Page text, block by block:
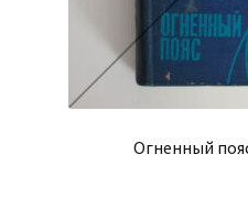
Огненный